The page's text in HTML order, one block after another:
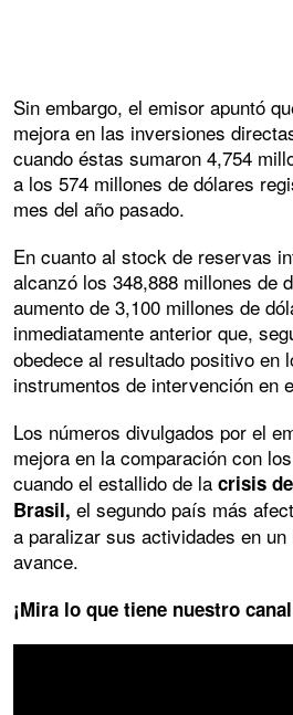
Sin embargo, el emisor apuntó
mejora en las inversiones
cuando éstas sumaron 4,754
a los 574 millones de dólares
mes del año pasado.
En cuanto al stock de reservas
alcanzó los 348,888 millones de
aumento de 3,100 millones de
inmediatamente anterior que,
obedece al resultado positivo en
instrumentos de intervención en
Los números divulgados por el
mejora en la comparación con
cuando el estallido de la crisis
Brasil, el segundo país más
a paralizar sus actividades en
avance.
¡Mira lo que tiene nuestro